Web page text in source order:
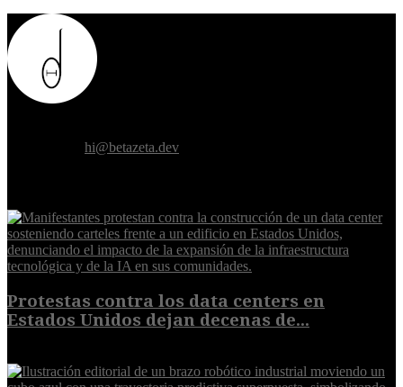
hi@betazeta.dev
Protestas contra los data centers en
Estados Unidos dejan decenas de...